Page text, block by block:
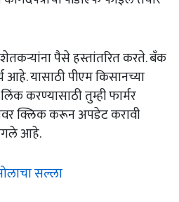
पैसे हस्तांतरित करते. बँक
यासाठी पीएम किसानच्या
करण्यासाठी तुम्ही फार्मर
क्लिक करून अपडेट करावी
आहे.
सल्ला